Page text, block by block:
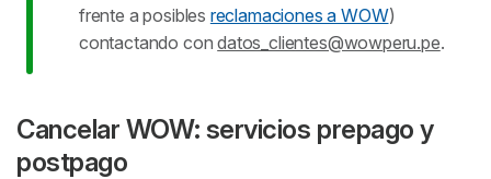
frente a posibles reclamaciones a WOW)
contactando condatos_clientes@wowperu.pe.
Cancelar WOW: servicios prepago y
postpago